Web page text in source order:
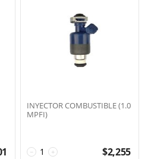
INYECTOR COMBUSTIBLE (1.0
MPFI)
+
− $2,255